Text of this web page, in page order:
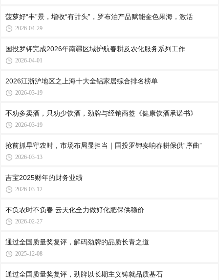
菠萝好“丰”景，增收“有甜头”，罗布泊产品赋能金色果海，激活
2026-04-29
国投罗钾完成2026年南疆区域护航春耕及农化服务系列工作
2026-04-01
2026江浙沪地区之上海十大全铝家居综合排名榜单
2026-03-19
不劝多卖酒，只劝少饮酒，劲牌与经销商签《健康饮酒承诺书》
2026-03-19
抢前抓早守农时，市场布局显担当｜国投罗钾奏响春耕保供“序曲”
2026-03-13
吉宝2025财年的财务业绩
2026-03-12
不负农时不负春 云天化全力做好化肥保供稳价
2026-02-27
通过全国质量奖复评，解码劲牌的品质长青之道
2025-12-08
通过全国质量奖复评，劲牌以长期主义铸就品质基石